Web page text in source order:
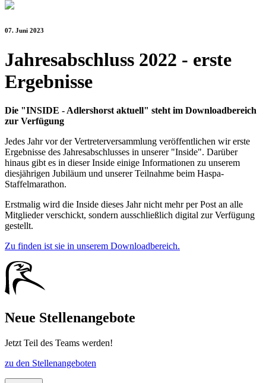
07. Juni 2023
Jahresabschluss 2022 - erste
Ergebnisse
Die "INSIDE - Adlershorst aktuell" steht im Downloadbereich
zur Verfügung
Jedes Jahr vor der Vertreterversammlung veröffentlichen wir erste
Ergebnisse des Jahresabschlusses in unserer "Inside". Darüber
hinaus gibt es in dieser Inside einige Informationen zu unserem
diesjährigen Jubiläum und unserer Teilnahme beim Haspa-
Staffelmarathon.
Erstmalig wird die Inside dieses Jahr nicht mehr per Post an alle
Mitglieder verschickt, sondern ausschließlich digital zur Verfügung
gestellt.
Zu finden ist sie in unserem Downloadbereich.
Neue Stellenangebote
Jetzt Teil des Teams werden!
zu den Stellenangeboten